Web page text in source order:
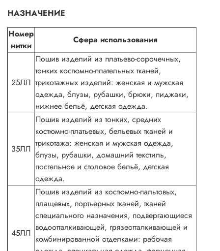
НАЗНАЧЕНИЕ
Номер
нитки
Сфера использования
25ЛЛ
Пошив изделий из платьево-сорочечных,
тонких костюмно-плательных тканей,
трикотажных изделий: женская и мужская
одежда, блузы, рубашки, брюки, пиджаки,
нижнее бельё, детская одежда.
35ЛЛ
Пошив изделий из тонких, средних
костюмно-платьевых, бельевых тканей и
трикотажа: женская и мужская одежда,
блузы, рубашки, домашний текстиль,
постельное и столовое бельё, детская
одежда.
45ЛЛ
Пошив изделий из костюмно-пальтовых,
плащевых, портьерных тканей, тканей
специального назначения, подвергающиеся
водоотталкивающей, грязеотталкивающей и
комбинированной отделками: рабочая